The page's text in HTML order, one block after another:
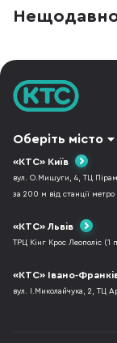
що спортивні
Нещодавно
Оберіть місто
«КТС» Київ
вул. О.Мишуги, 4, ТЦ
за 200 м від станції
«КТС» Львів
ТРЦ Кінг Крос Леополіс (1
«КТС» Івано-
вул. І.Миколайчука, 2, ТЦ